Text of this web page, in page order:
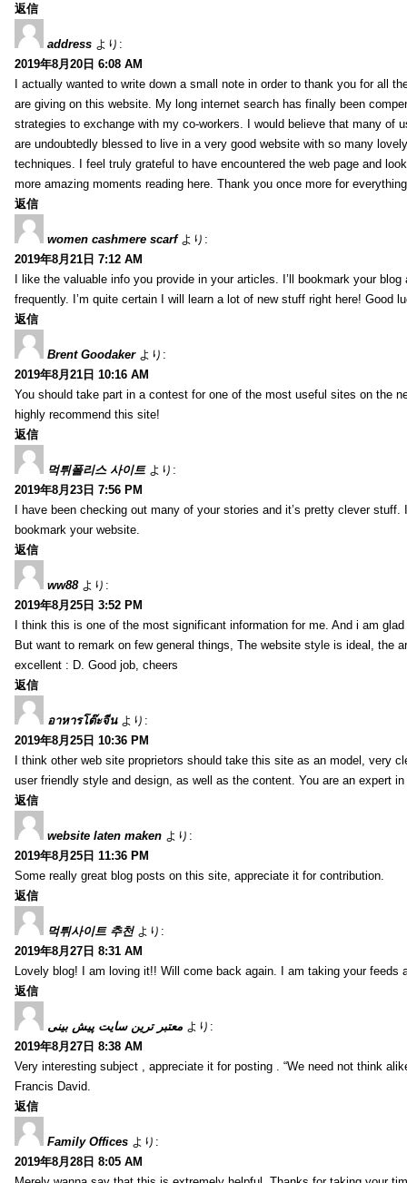
返信
address より:
2019年8月20日 6:08 AM
I actually wanted to write down a small note in order to thank you for all
are giving on this website. My long internet search has finally been
strategies to exchange with my co-workers. I would believe that many of
are undoubtedly blessed to live in a very good website with so many
techniques. I feel truly grateful to have encountered the web page and
more amazing moments reading here. Thank you once more for
返信
women cashmere scarf より:
2019年8月21日 7:12 AM
I like the valuable info you provide in your articles. I’ll bookmark your blog
frequently. I’m quite certain I will learn a lot of new stuff right here! Good
返信
Brent Goodaker より:
2019年8月21日 10:16 AM
You should take part in a contest for one of the most useful sites on the
highly recommend this site!
返信
먹튀폴리스 사이트 より:
2019年8月23日 7:56 PM
I have been checking out many of your stories and it’s pretty clever stuff.
bookmark your website.
返信
ww88 より:
2019年8月25日 3:52 PM
I think this is one of the most significant information for me. And i am
But want to remark on few general things, The website style is ideal, the
excellent : D. Good job, cheers
返信
อาหารโต๊ะจีน より:
2019年8月25日 10:36 PM
I think other web site proprietors should take this site as an model, very
user friendly style and design, as well as the content. You are an expert
返信
website laten maken より:
2019年8月25日 11:36 PM
Some really great blog posts on this site, appreciate it for contribution.
返信
먹튀사이트 추천 より:
2019年8月27日 8:31 AM
Lovely blog! I am loving it!! Will come back again. I am taking your feeds
返信
معتبر ترین سایت پیش بینی より:
2019年8月27日 8:38 AM
Very interesting subject , appreciate it for posting . “We need not think
Francis David.
返信
Family Offices より:
2019年8月28日 8:05 AM